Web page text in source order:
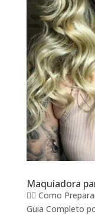
Maquiadora
🧖‍♀️ Como
Guia Completo